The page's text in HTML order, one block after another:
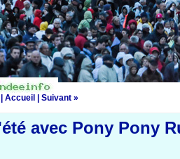
Accueil Suivant »
avec Pony Pony